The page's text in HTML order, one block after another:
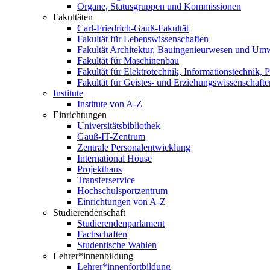
Organe, Statusgruppen und Kommissionen
Fakultäten
Carl-Friedrich-Gauß-Fakultät
Fakultät für Lebenswissenschaften
Fakultät Architektur, Bauingenieurwesen und
Fakultät für Maschinenbau
Fakultät für Elektrotechnik, Informationstechnik,
Fakultät für Geistes- und
Institute
Institute von A-Z
Einrichtungen
Universitätsbibliothek
Gauß-IT-Zentrum
Zentrale Personalentwicklung
International House
Projekthaus
Transferservice
Hochschulsportzentrum
Einrichtungen von A-Z
Studierendenschaft
Studierendenparlament
Fachschaften
Studentische Wahlen
Lehrer*innenbildung
Lehrer*innenfortbildung